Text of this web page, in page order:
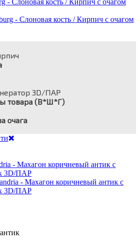
3D/ПАР
товара (В*Ш*Г)
очага
- Махагон коричневый антик с
3D/ПАР